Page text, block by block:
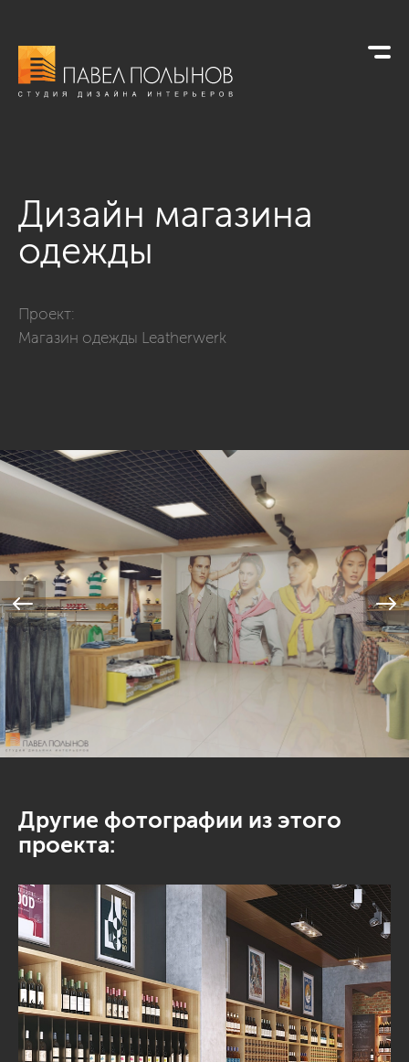
Дизайн магазина
одежды
Проект:
Магазин одежды Leatherwerk
Другие фотографии из этого
проекта: